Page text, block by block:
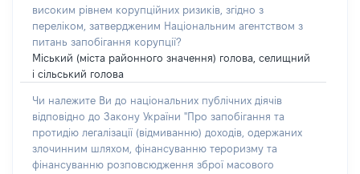
високим рівнем корупційних ризиків, згідно з
переліком, затвердженим Національним агентством з
питань запобігання корупції?
Міський (міста районного значення) голова, селищний
і сільський голова
Чи належите Ви до національних публічних діячів
відповідно до Закону України "Про запобігання та
протидію легалізації (відмиванню) доходів, одержаних
злочинним шляхом, фінансуванню тероризму та
фінансуванню розповсюдження зброї масового